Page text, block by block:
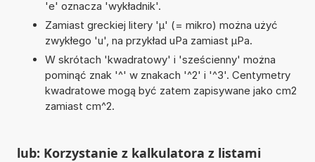
'e' oznacza 'wykładnik'.
Zamiast greckiej litery 'µ' (= mikro) można użyć
zwykłego 'u', na przykład uPa zamiast µPa.
W skrótach 'kwadratowy' i 'sześcienny' można
pominąć znak '^' w znakach '^2' i '^3'. Centymetry
kwadratowe mogą być zatem zapisywane jako cm2
zamiast cm^2.
lub: Korzystanie z kalkulatora z listami